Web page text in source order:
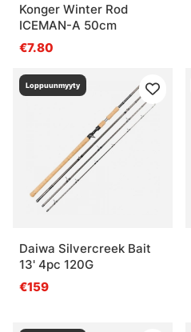
Konger Winter Rod
ICEMAN-A 50cm
€7.80
Loppuunmyyty
Daiwa Silvercreek Bait
13' 4pc 120G
€159